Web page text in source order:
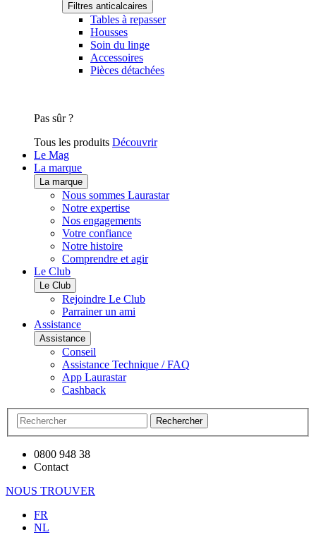
Filtres anticalcaires
Tables à repasser
Housses
Soin du linge
Accessoires
Pièces détachées
Pas sûr ?
Tous les produits Découvrir
Le Mag
La marque
La marque
Nous sommes Laurastar
Notre expertise
Nos engagements
Votre confiance
Notre histoire
Comprendre et agir
Le Club
Le Club
Rejoindre Le Club
Parrainer un ami
Assistance
Assistance
Conseil
Assistance Technique / FAQ
App Laurastar
Cashback
Rechercher
0800 948 38
Contact
NOUS TROUVER
FR
NL